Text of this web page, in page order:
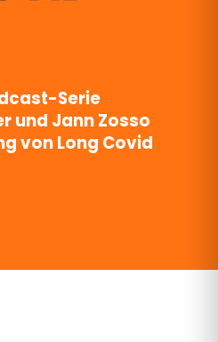
Serie
und Jann Zosso
von Long Covid